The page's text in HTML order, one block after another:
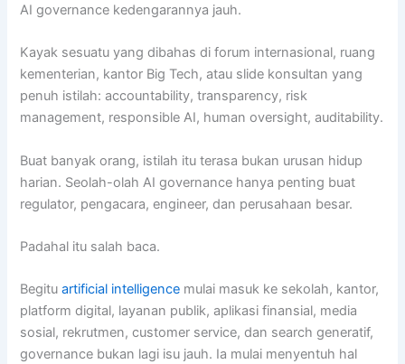
AI governance kedengarannya jauh.
Kayak sesuatu yang dibahas di forum internasional, ruang
kementerian, kantor Big Tech, atau slide konsultan yang
penuh istilah: accountability, transparency, risk
management, responsible AI, human oversight, auditability.
Buat banyak orang, istilah itu terasa bukan urusan hidup
harian. Seolah-olah AI governance hanya penting buat
regulator, pengacara, engineer, dan perusahaan besar.
Padahal itu salah baca.
Begituartificial intelligence mulai masuk ke sekolah, kantor,
platform digital, layanan publik, aplikasi finansial, media
sosial, rekrutmen, customer service, dan search generatif,
governance bukan lagi isu jauh. Ia mulai menyentuh hal